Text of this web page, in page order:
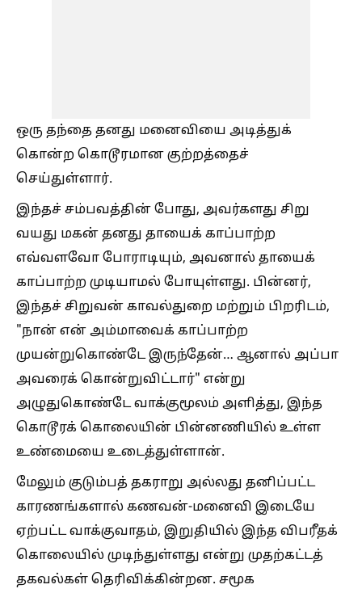
ஒரு தந்தை தனது மனைவியை அடித்துக்
கொன்ற கொடூரமான குற்றத்தைச்
செய்துள்ளார்.
இந்தச் சம்பவத்தின் போது, அவர்களது சிறு
வயது மகன் தனது தாயைக் காப்பாற்ற
எவ்வளவோ போராடியும், அவனால் தாயைக்
காப்பாற்ற முடியாமல் போயுள்ளது. பின்னர்,
இந்தச் சிறுவன் காவல்துறை மற்றும் பிறரிடம்,
"நான் என் அம்மாவைக் காப்பாற்ற
முயன்றுகொண்டே இருந்தேன்… ஆனால் அப்பா
அவரைக் கொன்றுவிட்டார்" என்று
அழுதுகொண்டே வாக்குமூலம் அளித்து, இந்த
கொடூரக் கொலையின் பின்னணியில் உள்ள
உண்மையை உடைத்துள்ளான்.
மேலும் குடும்பத் தகராறு அல்லது தனிப்பட்ட
காரணங்களால் கணவன்-மனைவி இடையே
ஏற்பட்ட வாக்குவாதம், இறுதியில் இந்த விபரீதக்
கொலையில் முடிந்துள்ளது என்று முதற்கட்டத்
தகவல்கள் தெரிவிக்கின்றன. சமூக